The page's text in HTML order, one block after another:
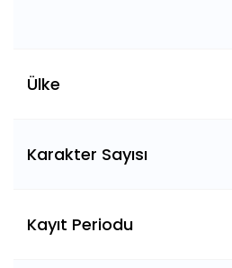
Ülke
Karakter Sayısı
Kayıt Periodu